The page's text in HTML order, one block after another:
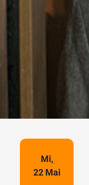
Mi,
22 Mai